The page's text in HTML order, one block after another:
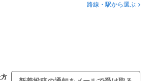
路線・駅から選ぶ